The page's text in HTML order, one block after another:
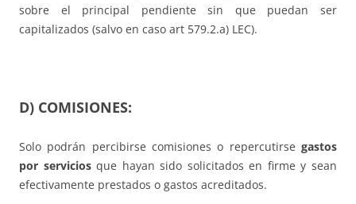
sobre el principal pendiente sin que puedan ser
capitalizados (salvo en caso art 579.2.a) LEC).
D) COMISIONES:
Solo podrán percibirse comisiones o repercutirse gastos
por serviciosque hayan sido solicitados en firme y sean
efectivamente prestados o gastos acreditados.